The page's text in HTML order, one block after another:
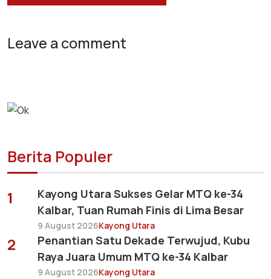
Leave a comment
Berita Populer
1
Kayong Utara Sukses Gelar MTQ ke-34
Kalbar, Tuan Rumah Finis di Lima Besar
9 August 2026Kayong Utara
2
Penantian Satu Dekade Terwujud, Kubu
Raya Juara Umum MTQ ke-34 Kalbar
9 August 2026Kayong Utara